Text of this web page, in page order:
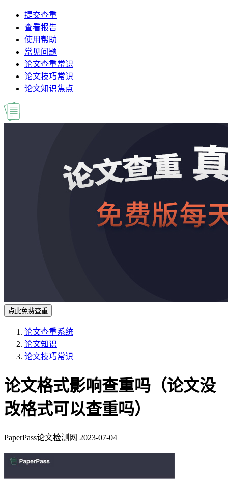
提交查重
查看报告
使用帮助
常见问题
论文查重常识
论文技巧常识
论文知识焦点
点此免费查重
论文查重系统
论文知识
论文技巧常识
论文格式影响查重吗（论文没
改格式可以查重吗）
PaperPass论文检测网 2023-07-04